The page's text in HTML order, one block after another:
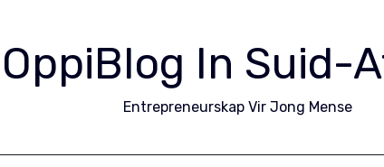
OppiBlog In Suid-
Entrepreneurskap Vir Jong Mense